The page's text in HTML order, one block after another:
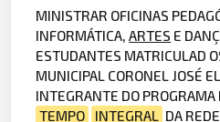
MINISTRAR OFICINAS
INFORMÁTICA,ARTES E
ESTUDANTES MATRICULAD
MUNICIPAL CORONEL JOSÉ
INTEGRANTE DO PROGRAMA
TEMPO
INTEGRAL DA